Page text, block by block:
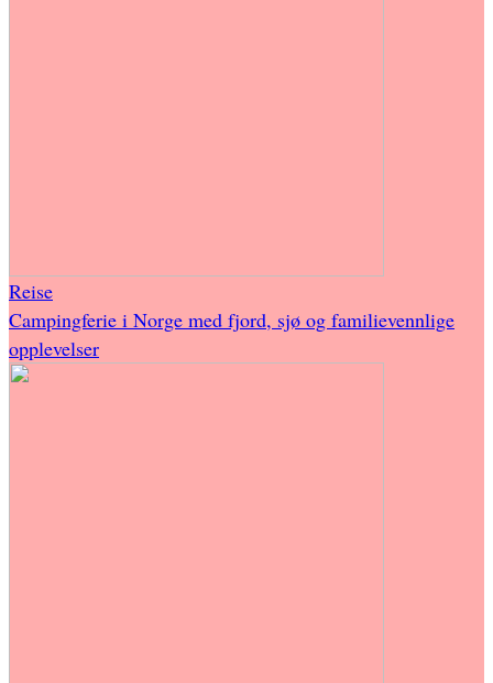
Reise
Campingferie i Norge med fjord, sjø og familievennlige
opplevelser